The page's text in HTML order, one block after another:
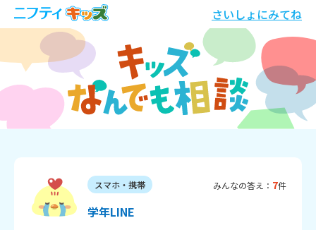
さいしょにみてね
スマホ・携帯 みんなの答え： 7件
学年LINE